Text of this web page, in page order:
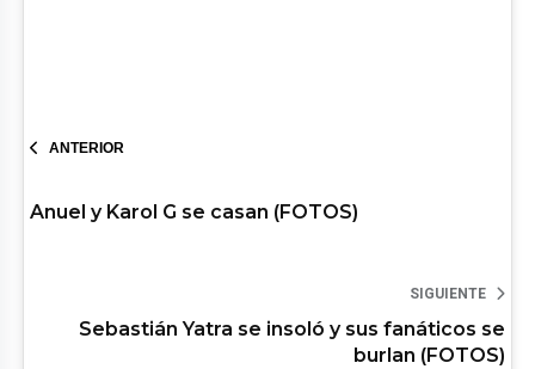
ANTERIOR
Anuel y Karol G se casan (FOTOS)
SIGUIENTE
Sebastián Yatra se insoló y sus fanáticos se
burlan (FOTOS)